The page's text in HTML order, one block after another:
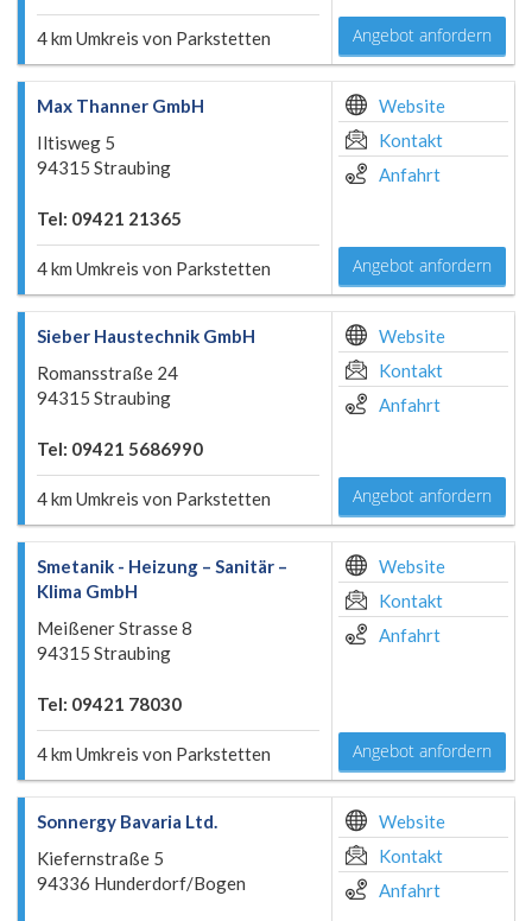
4 km Umkreis von Parkstetten Angebot anfordern
Max Thanner GmbH
Iltisweg 5
94315 Straubing
Tel: 09421 21365
4 km Umkreis von Parkstetten
Website
Kontakt
Anfahrt
Angebot anfordern
Sieber Haustechnik GmbH
Romansstraße 24
94315 Straubing
Tel: 09421 5686990
4 km Umkreis von Parkstetten
Website
Kontakt
Anfahrt
Angebot anfordern
Smetanik - Heizung – Sanitär –
Klima GmbH
Meißener Strasse 8
94315 Straubing
Tel: 09421 78030
4 km Umkreis von Parkstetten
Website
Kontakt
Anfahrt
Angebot anfordern
Sonnergy Bavaria Ltd.
Kiefernstraße 5
94336 Hunderdorf/Bogen
Website
Kontakt
Anfahrt